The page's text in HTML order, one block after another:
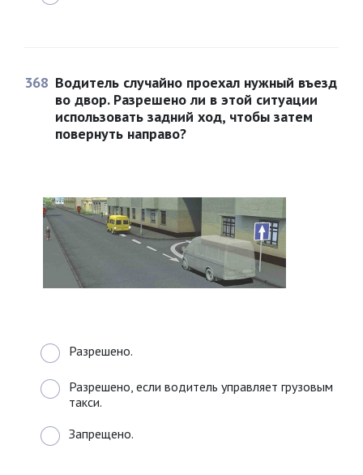
368 Водитель случайно проехал нужный въезд
во двор. Разрешено ли в этой ситуации
использовать задний ход, чтобы затем
повернуть направо?
Разрешено.
Разрешено, если водитель управляет грузовым
такси.
Запрещено.